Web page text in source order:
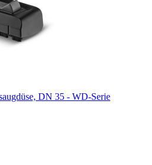
DN 35 - WD-Serie